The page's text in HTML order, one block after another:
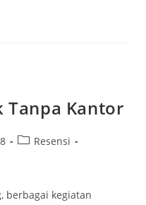
Tanpa Kantor
Resensi
berbagai kegiatan